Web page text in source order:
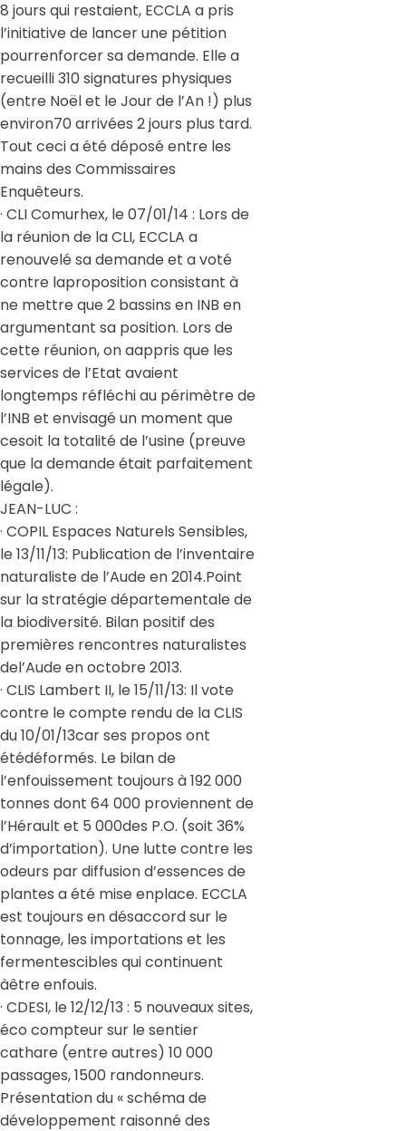
8 jours qui restaient, ECCLA a pris
l’initiative de lancer une pétition
pourrenforcer sa demande. Elle a
recueilli 310 signatures physiques
(entre Noël et le Jour de l’An !) plus
environ70 arrivées 2 jours plus tard.
Tout ceci a été déposé entre les
mains des Commissaires
Enquêteurs.
· CLI Comurhex, le 07/01/14 : Lors de
la réunion de la CLI, ECCLA a
renouvelé sa demande et a voté
contre laproposition consistant à
ne mettre que 2 bassins en INB en
argumentant sa position. Lors de
cette réunion, on aappris que les
services de l’Etat avaient
longtemps réfléchi au périmètre de
l’INB et envisagé un moment que
cesoit la totalité de l’usine (preuve
que la demande était parfaitement
légale).
JEAN-LUC :
· COPIL Espaces Naturels Sensibles,
le 13/11/13: Publication de l’inventaire
naturaliste de l’Aude en 2014.Point
sur la stratégie départementale de
la biodiversité. Bilan positif des
premières rencontres naturalistes
del’Aude en octobre 2013.
· CLIS Lambert II, le 15/11/13: Il vote
contre le compte rendu de la CLIS
du 10/01/13car ses propos ont
étédéformés. Le bilan de
l’enfouissement toujours à 192 000
tonnes dont 64 000 proviennent de
l’Hérault et 5 000des P.O. (soit 36%
d’importation). Une lutte contre les
odeurs par diffusion d’essences de
plantes a été mise enplace. ECCLA
est toujours en désaccord sur le
tonnage, les importations et les
fermentescibles qui continuent
àêtre enfouis.
· CDESI, le 12/12/13 : 5 nouveaux sites,
éco compteur sur le sentier
cathare (entre autres) 10 000
passages, 1500 randonneurs.
Présentation du « schéma de
développement raisonné des